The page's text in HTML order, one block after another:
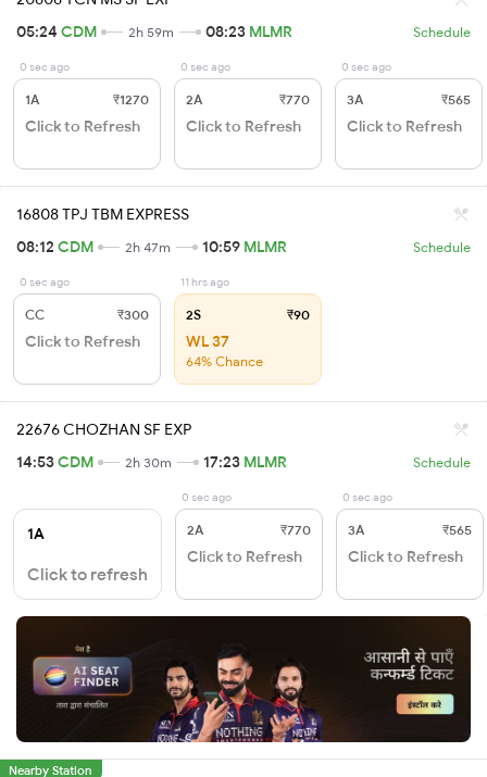
05:24 CDM 2h 59m 08:23 MLMR Schedule
0 sec ago
1A ₹1270
Click to Refresh
0 sec ago
2A ₹770
Click to Refresh
0 sec ago
3A ₹565
Click to Refresh
16808 TPJ TBM EXPRESS
08:12 CDM 2h 47m 10:59 MLMR Schedule
0 sec ago
CC ₹300
Click to Refresh
11 hrs ago
2S ₹90
WL 37
64% Chance
22676 CHOZHAN SF EXP
14:53CDM 2h 30m 17:23 MLMR Schedule
1A
Click to refresh
0 sec ago
2A ₹770
Click to Refresh
0 sec ago
3A ₹565
Click to Refresh
Nearby Station